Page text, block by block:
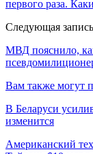
первого раза.
Следующая запись
МВД пояснило,
Вам также могут
В Беларуси
изменится
Американский